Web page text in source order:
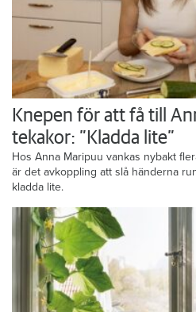
Knepen för att få till
tekakor: ”Kladda lite”
Hos Anna Maripuu vankas nybakt
är det avkoppling att slå händerna
kladda lite.